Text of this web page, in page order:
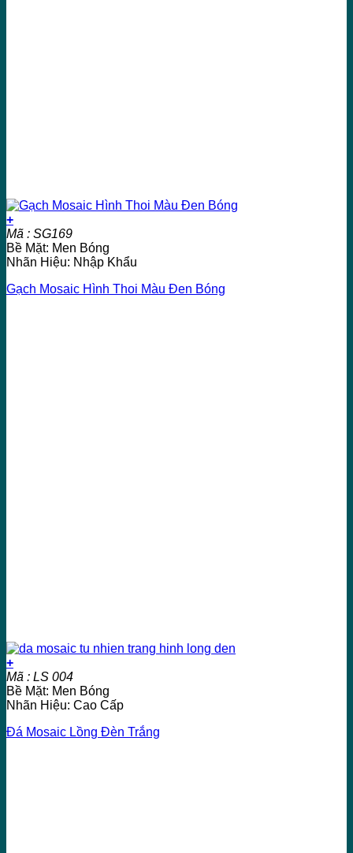
+
Mã : SG169
Bề Mặt: Men Bóng
Nhãn Hiệu: Nhập Khẩu
Gạch Mosaic Hình Thoi Màu Đen Bóng
+
Mã : LS 004
Bề Mặt: Men Bóng
Nhãn Hiệu: Cao Cấp
Đá Mosaic Lồng Đèn Trắng